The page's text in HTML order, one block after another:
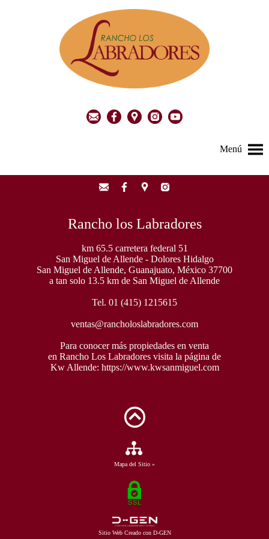
Menú
Rancho los Labradores
km 65.5 carretera federal 51
San Miguel de Allende - Dolores Hidalgo
San Miguel de Allende, Guanajuato, México 37700
a tan solo 13.5 km de San Miguel de Allende
Tel. 01 (415) 1215615
ventas@rancholoslabradores.com
Para conocer más propiedades en venta
en Rancho Los Labradores visita la página de
Kw Allende: https://www.kwsanmiguel.com
Mapa del Sitio »
Sitio Web Creado con D-GEN